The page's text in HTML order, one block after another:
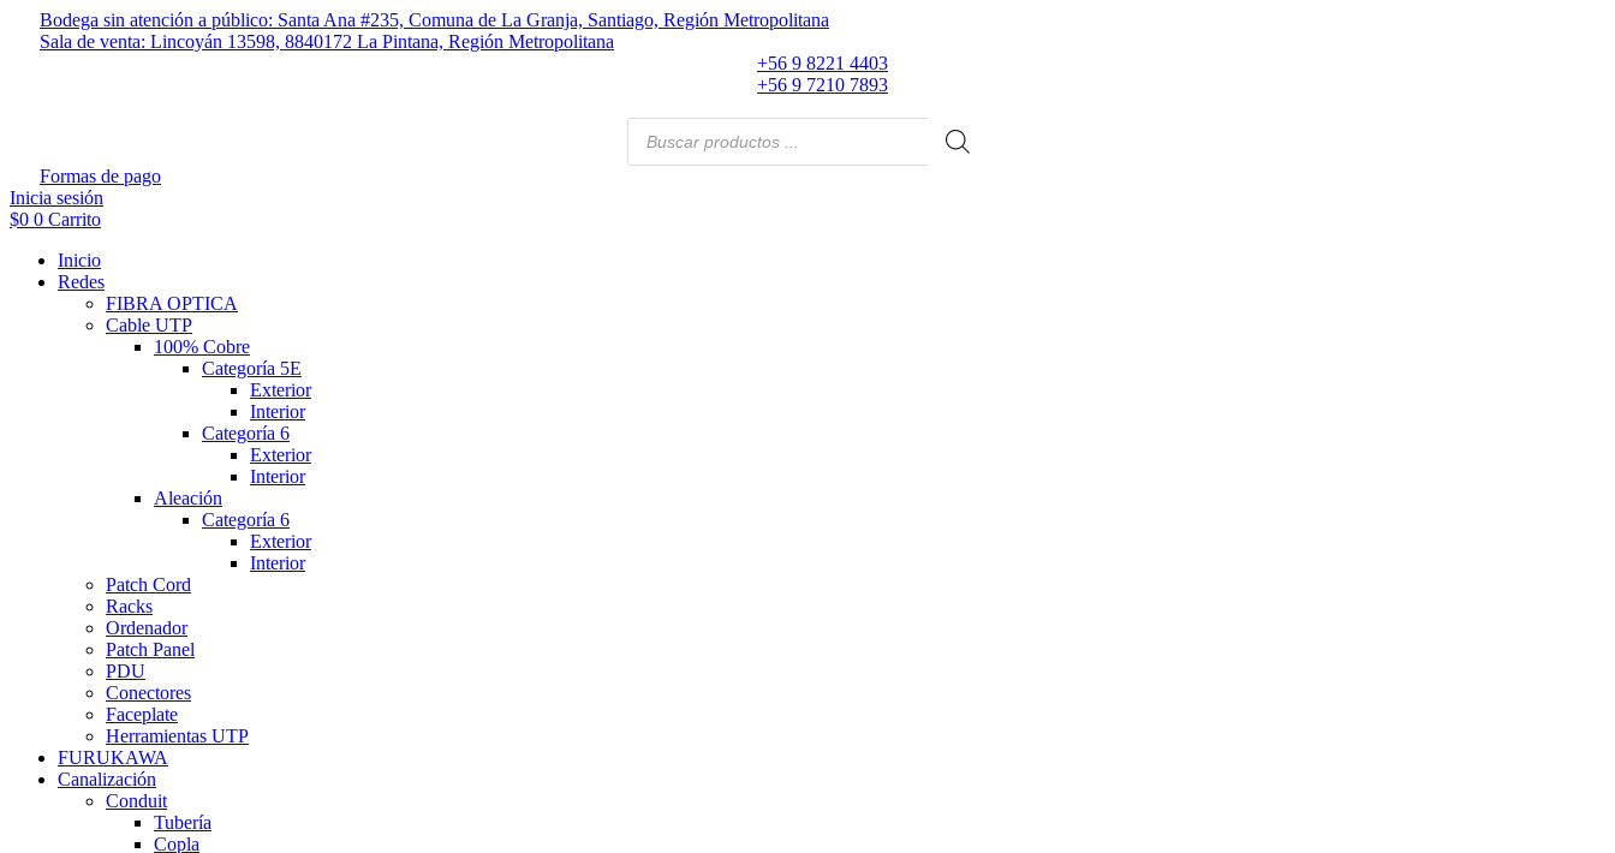
Bodega sin atención a público: Santa Ana #235, Comuna de La Granja, Santiago, Región Metropolitana
Sala de venta: Lincoyán 13598, 8840172 La Pintana, Región Metropolitana
+56 9 8221 4403
+56 9 7210 7893
Búsqueda
productos
Formas de pago
Inicia sesión
$0 0 Carrito
Inicio
Redes
FIBRA OPTICA
Cable UTP
100% Cobre
Categoría 5E
Exterior
Interior
Categoría 6
Exterior
Interior
Aleación
Categoría 6
Exterior
Interior
Patch Cord
Racks
Ordenador
Patch Panel
PDU
Conectores
Faceplate
Herramientas UTP
FURUKAWA
Canalización
Conduit
Tubería
Copla